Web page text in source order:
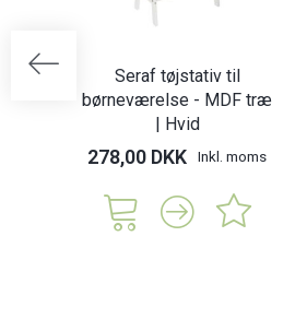
Seraf tøjstativ til
børneværelse - MDF træ
| Hvid
278,00 DKK Inkl. moms